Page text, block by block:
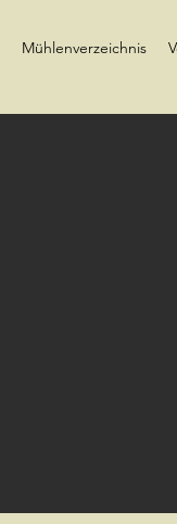
Mühlenverzeichnis